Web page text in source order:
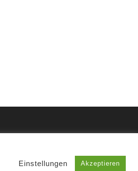
Einstellungen Akzeptieren